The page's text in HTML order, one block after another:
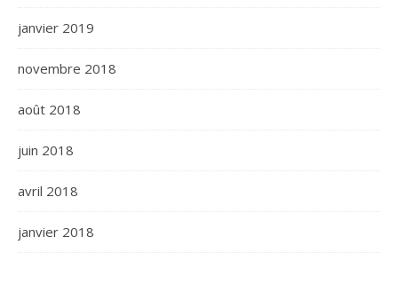
janvier 2019
novembre 2018
août 2018
juin 2018
avril 2018
janvier 2018